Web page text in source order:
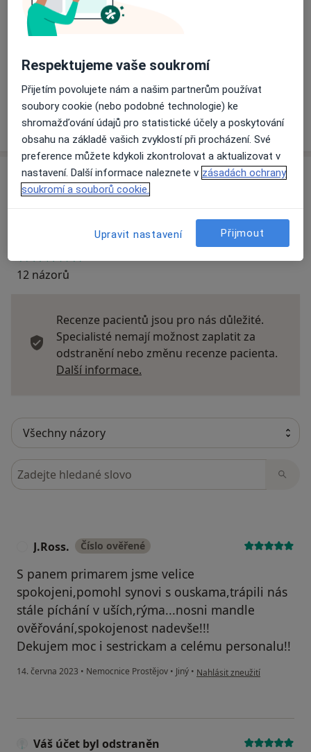
Co mám v takové situaci udělat?
Na teto adrese lékař přijímá pacienty na pojišťovnu
Detaily
Víceo adrese
Názory
12 názorů
Recenze pacientů jsou pro nás důležité.
Specialisté nemají možnost zaplatit za
odstranění nebo změnu recenze pacienta.
Další informace.
Hledejte v názorech
J.Ross. Číslo ověřené
S panem primarem jsme velice
spokojeni,pomohl synovi s ouskama,trápili nás
stále píchání v uších,rýma...nosni mandle
ověřování,spokojenost nadevše!!!
Dekujem moc i sestrickam a celému personalu!!
14. června 2023 • Nemocnice Prostějov • Jiný • podle názoru uživatele J.Ross.
Nahlásit zneužití
Váš účet byl odstraněn
Respektujeme vaše soukromí
Přijetím povolujete nám a našim partnerům používat
soubory cookie (nebo podobné technologie) ke
shromažďování údajů pro statistické účely a poskytování
obsahu na základě vašich zvyklostí při procházení. Své
preference můžete kdykoli zkontrolovat a aktualizovat v
nastavení. Další informace naleznete v zásadách ochrany
soukromí a souborů cookie.
Upravit nastavení Přijmout